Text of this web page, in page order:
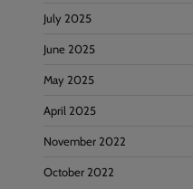
July 2025
June 2025
May 2025
April 2025
November 2022
October 2022